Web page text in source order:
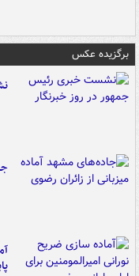
برگزیده عکس